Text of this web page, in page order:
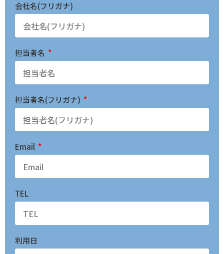
会社名(フリガナ)
担当者名
担当者名(フリガナ)
Email
TEL
利用日